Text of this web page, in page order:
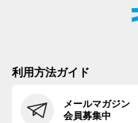
利用方法ガイド
メールマガジン
会員募集中